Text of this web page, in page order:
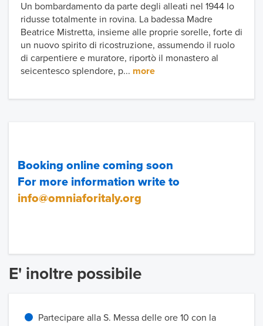
Un bombardamento da parte degli alleati nel 1944 lo
ridusse totalmente in rovina. La badessa Madre
Beatrice Mistretta, insieme alle proprie sorelle, forte di
un nuovo spirito di ricostruzione, assumendo il ruolo
di carpentiere e muratore, riportò il monastero al
seicentesco splendore, p... more
Booking online coming soon
For more information write to
info@omniaforitaly.org
E' inoltre possibile
Partecipare alla S. Messa delle ore 10 con la